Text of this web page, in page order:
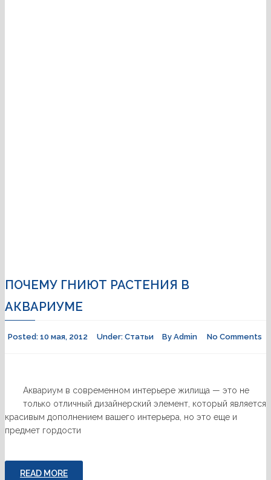
ПОЧЕМУ ГНИЮТ РАСТЕНИЯ В
АКВАРИУМЕ
Posted: 10 мая, 2012 Under: Статьи By Admin No Comments
Аквариум в современном интерьере жилища — это не
только отличный дизайнерский элемент, который является
красивым дополнением вашего интерьера, но это еще и
предмет гордости
READ MORE